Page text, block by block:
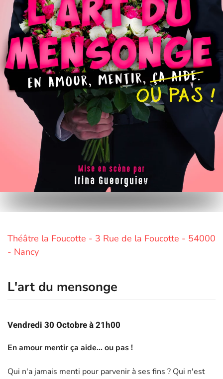
Théâtre la Foucotte - 3 Rue de la Foucotte - 54000
- Nancy
L'art du mensonge
Vendredi 30 Octobre à 21h00
En amour mentir ça aide... ou pas !
Qui n'a jamais menti pour parvenir à ses fins ? Qui n'est